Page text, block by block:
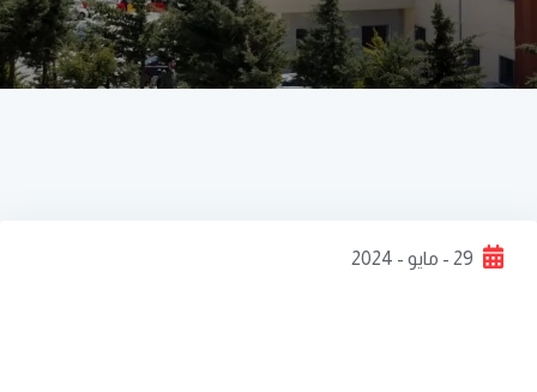
29 - مايو - 2024